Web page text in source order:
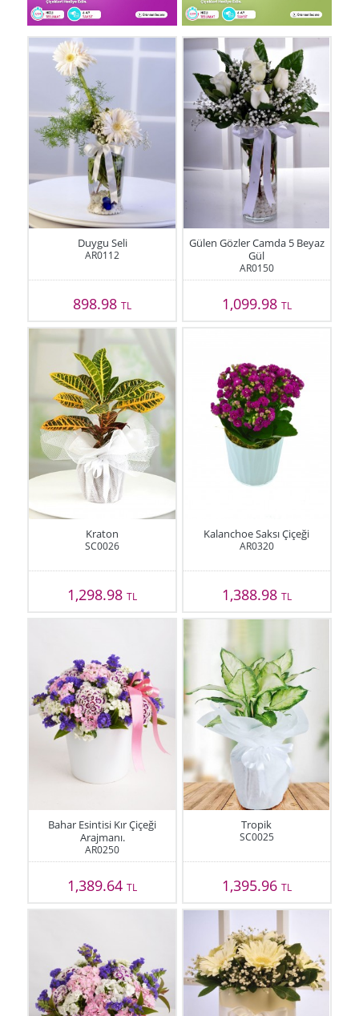
Duygu Seli
AR0112
898.98TL
Gülen Gözler Camda 5 Beyaz
Gül
AR0150
1,099.98 TL
Kraton
SC0026
1,298.98TL
Kalanchoe Saksı Çiçeği
AR0320
1,388.98 TL
Bahar Esintisi Kır Çiçeği
Arajmanı.
AR0250
1,389.64TL
Tropik
SC0025
1,395.96 TL